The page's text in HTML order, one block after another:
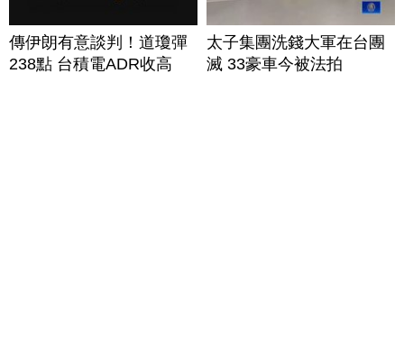
傳伊朗有意談判！道瓊彈
238點 台積電ADR收高
太子集團洗錢大軍在台團
滅 33豪車今被法拍